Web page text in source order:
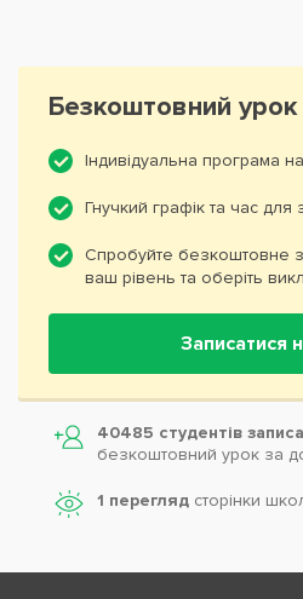
Безкоштовний урок
Індивідуальна програма
Гнучкий графік та час для
Спробуйте безкоштовне
ваш рівень та оберіть
Записатися
40485 студентів
безкоштовний урок за
1 перегляд сторінки